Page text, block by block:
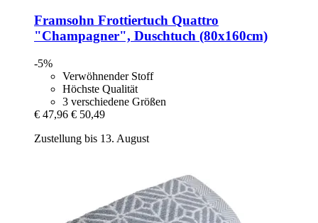
Framsohn Frottiertuch Quattro
"Champagner", Duschtuch (80x160cm)
-5%
Verwöhnender Stoff
Höchste Qualität
3 verschiedene Größen
€ 47,96 € 50,49
Zustellung bis 13. August